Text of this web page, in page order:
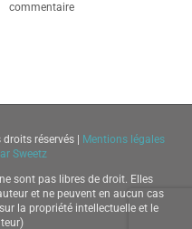
commentaire
réservés |
Mentions légales
Sweetz
sont pas libres de droit. Elles
et ne peuvent en aucun cas
la propriété intellectuelle et le